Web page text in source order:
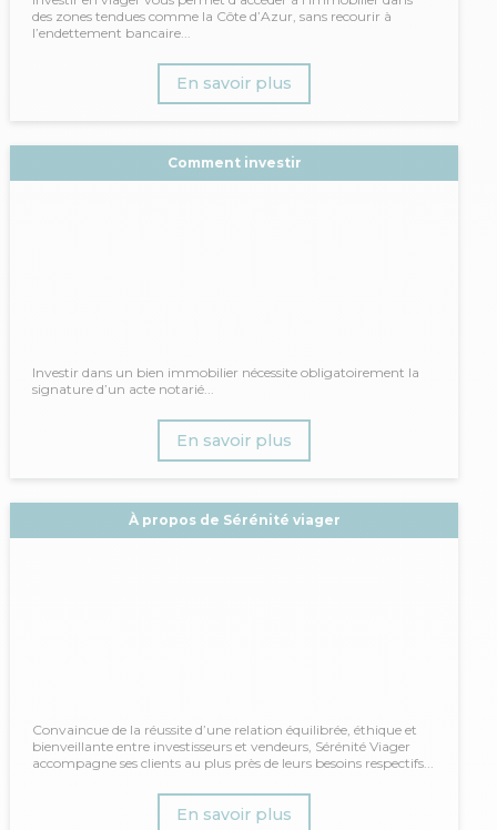
des zones tendues comme la Côte d’Azur, sans recourir à
l’endettement bancaire...
En savoir plus
Comment investir
Investir dans un bien immobilier nécessite obligatoirement la
signature d’un acte notarié...
En savoir plus
À propos de Sérénité viager
Convaincue de la réussite d’une relation équilibrée, éthique et
bienveillante entre investisseurs et vendeurs, Sérénité Viager
accompagne ses clients au plus près de leurs besoins respectifs...
En savoir plus